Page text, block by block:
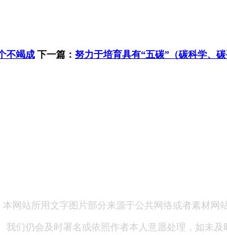
不竭成 下一篇：努力于培育具有“五碳”（碳科学、
网站所用文字图片部分来源于公共网络或者素材网
我们仍会及时署名或依照作者本人意愿处理，如未及